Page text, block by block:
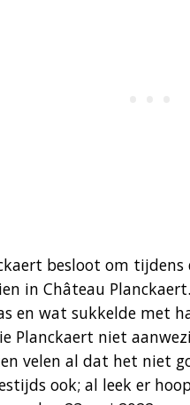
besloot om
in Château
en wat sukkelde met
Planckaert niet
velen al dat het niet
ook; al leek er